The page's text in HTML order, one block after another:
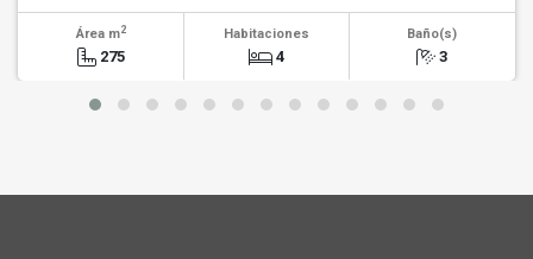
Área m2
275
Habitaciones
4
Baño(s)
3